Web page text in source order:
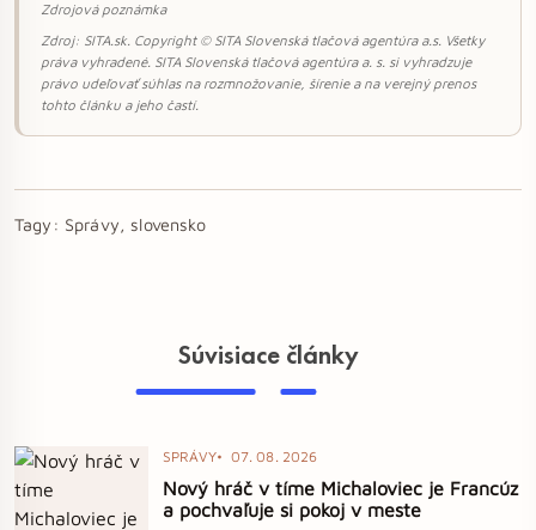
Zdrojová poznámka
Zdroj: SITA.sk. Copyright © SITA Slovenská tlačová agentúra a.s. Všetky
práva vyhradené. SITA Slovenská tlačová agentúra a. s. si vyhradzuje
právo udeľovať súhlas na rozmnožovanie, šírenie a na verejný prenos
tohto článku a jeho častí.
Tagy: Správy, slovensko
Súvisiace články
SPRÁVY 07. 08. 2026
Nový hráč v tíme Michaloviec je Francúz
a pochvaľuje si pokoj v meste